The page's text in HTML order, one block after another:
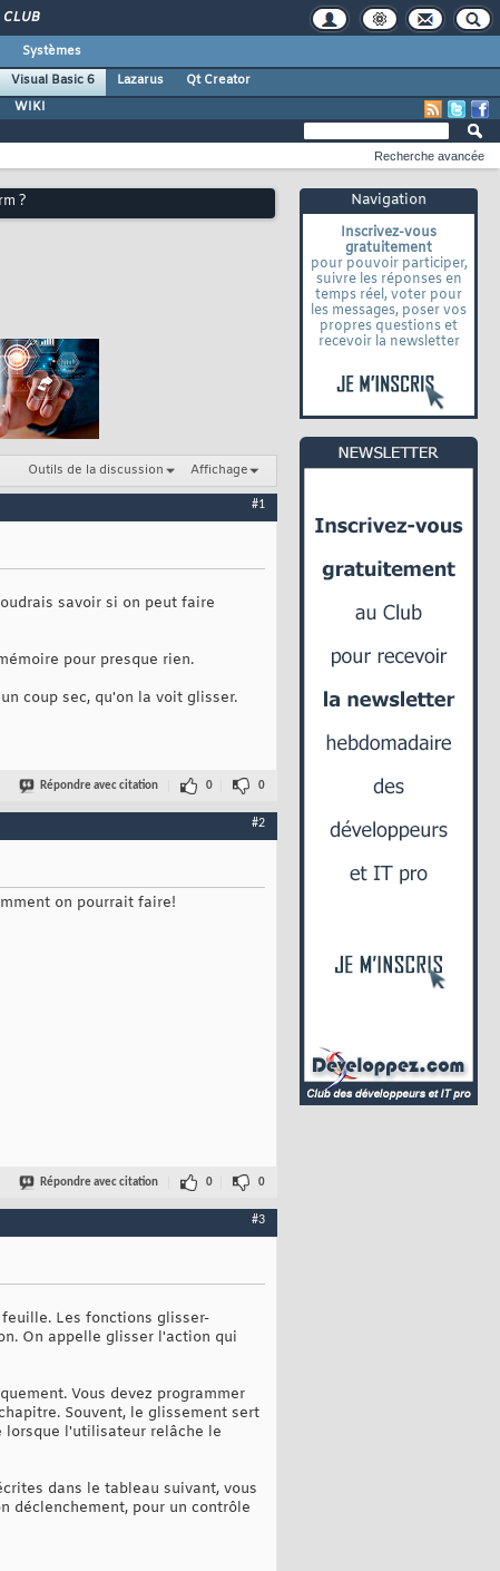
CLUB
Systèmes
Visual Basic 6 Lazarus
Qt Creator
WIKI
Navigation
Inscrivez-vous
gratuitement
pour pouvoir participer,
suivre les réponses en
temps réel, voter pour
les messages, poser vos
propres questions et
recevoir la newsletter
Recherche avancée
?
Outils de la discussion Affichage
#1
savoir si on peut faire
pour presque rien.
coup sec, qu'on la voit glisser.
Répondre avec citation 0 0
#2
on pourrait faire!
Répondre avec citation 0 0
#3
Les fonctions glisser-
On appelle glisser ‎l'action qui
Vous devez programmer
Souvent, le glissement sert
lorsque l'utilisateur relâche le
dans le tableau suivant, vous
déclenchement, ‎pour un contrôle